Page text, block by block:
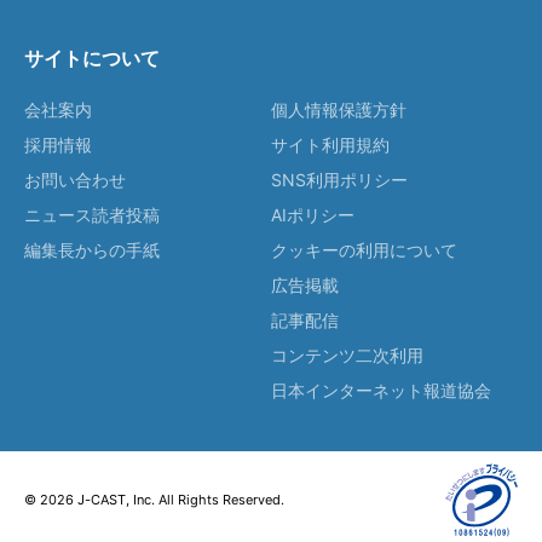
サイトについて
会社案内
採用情報
お問い合わせ
ニュース読者投稿
編集長からの手紙
個人情報保護方針
サイト利用規約
SNS利用ポリシー
AIポリシー
クッキーの利用について
広告掲載
記事配信
コンテンツ二次利用
日本インターネット報道協会
© 2026 J-CAST, Inc. All Rights Reserved.